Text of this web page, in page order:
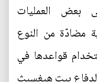
بعض العمليات
مضادّة من النوع
قواعدها في